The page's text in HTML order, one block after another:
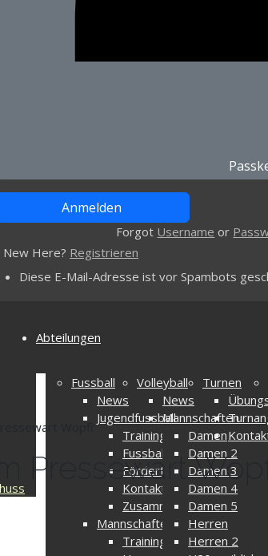
Forgot Username or
New Here? Registrieren
Diese E-Mail-Adresse ist vor Spambots
Abteilungen
Fussball
News
Jugendfussball
Trainingszeiten
Fussballcamp
Fördertraining
Kontakt
Zusammenschluss
Mannschaften
Trainingszeiten
Volleyball
News
Mannschaften
Damen
Damen 2
Damen 3
Damen 4
Damen 5
Herren
Herren 2
Turnen
Wopfi
Pressewart Wopfi